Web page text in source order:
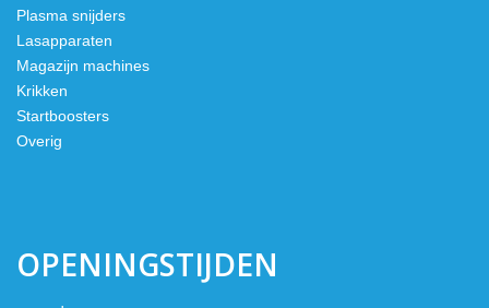
Plasma snijders
Lasapparaten
Magazijn machines
Krikken
Startboosters
Overig
OPENINGSTIJDEN